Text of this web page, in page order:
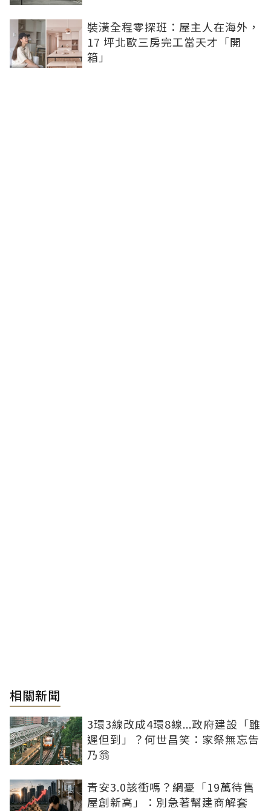
裝潢全程零探班：屋主人在海外，
17 坪北歐三房完工當天才「開
箱」
相關新聞
3環3線改成4環8線...政府建設「雖
遲但到」？何世昌笑：家祭無忘告
乃翁
青安3.0該衝嗎？網憂「19萬待售
屋創新高」：別急著幫建商解套